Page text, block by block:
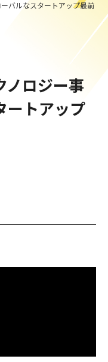
バルなスタートアップ最前
ノロジー事
ートアップ